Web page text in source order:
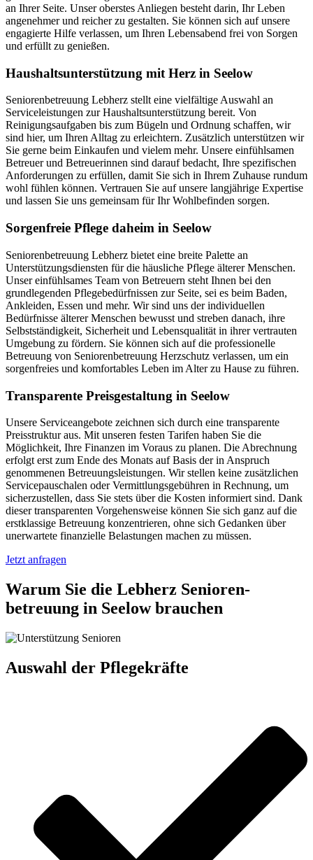
an Ihrer Seite. Unser oberstes Anliegen besteht darin, Ihr Leben
angenehmer und reicher zu gestalten. Sie können sich auf unsere
engagierte Hilfe verlassen, um Ihren Lebensabend frei von Sorgen
und erfüllt zu genießen.
Haushalts­unterstützung mit Herz in Seelow
Seniorenbetreuung Lebherz stellt eine vielfältige Auswahl an
Serviceleistungen zur Haushaltsunterstützung bereit. Von
Reinigungsaufgaben bis zum Bügeln und Ordnung schaffen, wir
sind hier, um Ihren Alltag zu erleichtern. Zusätzlich unterstützen wir
Sie gerne beim Einkaufen und vielem mehr. Unsere einfühlsamen
Betreuer und Betreuerinnen sind darauf bedacht, Ihre spezifischen
Anforderungen zu erfüllen, damit Sie sich in Ihrem Zuhause rundum
wohl fühlen können. Vertrauen Sie auf unsere langjährige Expertise
und lassen Sie uns gemeinsam für Ihr Wohlbefinden sorgen.
Sorgenfreie Pflege daheim in Seelow
Seniorenbetreuung Lebherz bietet eine breite Palette an
Unterstützungsdiensten für die häusliche Pflege älterer Menschen.
Unser einfühlsames Team von Betreuern steht Ihnen bei den
grundlegenden Pflegebedürfnissen zur Seite, sei es beim Baden,
Ankleiden, Essen und mehr. Wir sind uns der individuellen
Bedürfnisse älterer Menschen bewusst und streben danach, ihre
Selbstständigkeit, Sicherheit und Lebensqualität in ihrer vertrauten
Umgebung zu fördern. Sie können sich auf die professionelle
Betreuung von Seniorenbetreuung Herzschutz verlassen, um ein
sorgenfreies und komfortables Leben im Alter zu Hause zu führen.
Transparente Preisgestaltung in Seelow
Unsere Serviceangebote zeichnen sich durch eine transparente
Preisstruktur aus. Mit unseren festen Tarifen haben Sie die
Möglichkeit, Ihre Finanzen im Voraus zu planen. Die Abrechnung
erfolgt erst zum Ende des Monats auf Basis der in Anspruch
genommenen Betreuungsleistungen. Wir stellen keine zusätzlichen
Servicepauschalen oder Vermittlungsgebühren in Rechnung, um
sicherzustellen, dass Sie stets über die Kosten informiert sind. Dank
dieser transparenten Vorgehensweise können Sie sich ganz auf die
erstklassige Betreuung konzentrieren, ohne sich Gedanken über
unerwartete finanzielle Belastungen machen zu müssen.
Jetzt anfragen
Warum Sie die Lebherz Senioren­
betreuung in Seelow brauchen
Auswahl der Pflegekräfte